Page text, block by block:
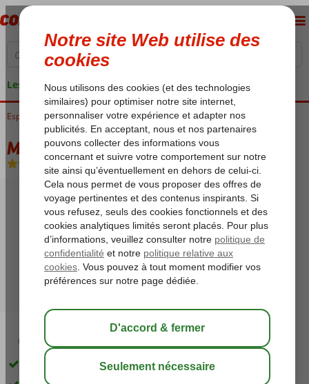
Les garanties de vacances
Espagne Costa del Sol Fuengirola Mainare
Mainare
Logement-Hôtel
03:00 sauver
À environ 150 mètres de la plage